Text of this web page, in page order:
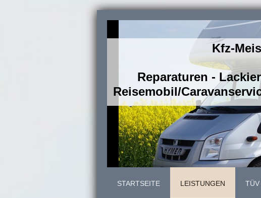
Kfz-
Reparaturen -
Reisemobil/
STARTSEITE LEISTUNGEN TÜV